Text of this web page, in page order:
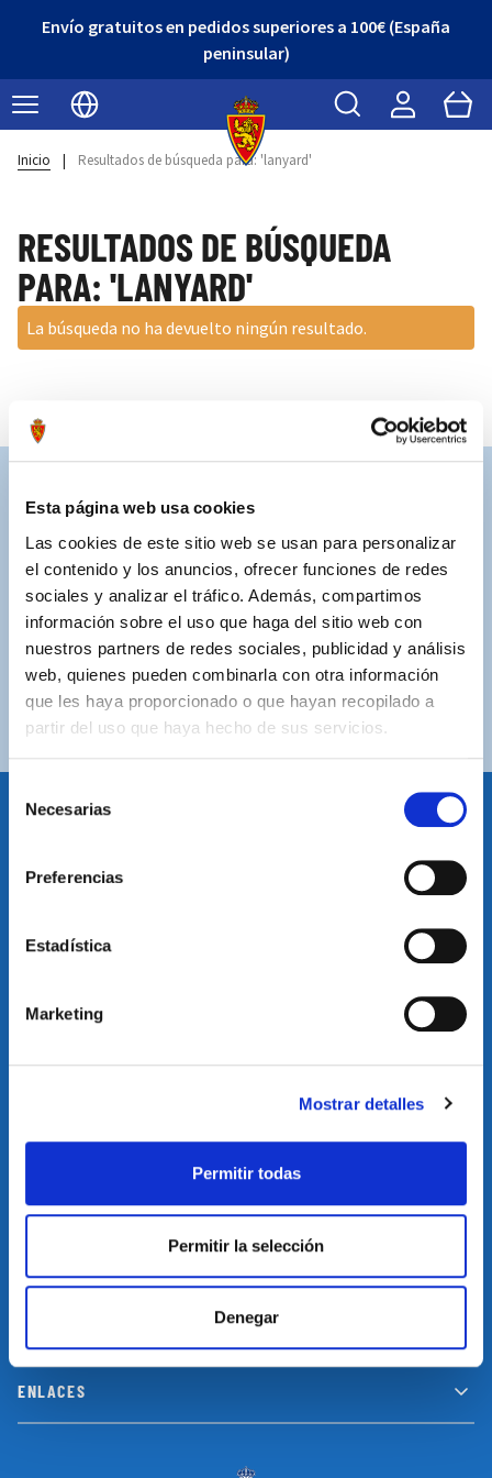
Esta página web usa cookies
Las cookies de este sitio web se usan para personalizar
el contenido y los anuncios, ofrecer funciones de redes
sociales y analizar el tráfico. Además, compartimos
información sobre el uso que haga del sitio web con
nuestros partners de redes sociales, publicidad y análisis
web, quienes pueden combinarla con otra información
que les haya proporcionado o que hayan recopilado a
partir del uso que haya hecho de sus servicios.
Necesarias
Preferencias
Estadística
Marketing
Mostrar detalles
Permitir todas
Permitir la selección
Denegar
Envío gratuitos en pedidos superiores a 100€ (España
peninsular)
Seleccionar idioma
Buscar Cart
Inicio | Resultados de búsqueda para: 'lanyard'
RESULTADOS DE BÚSQUEDA
PARA: 'LANYARD'
La búsqueda no ha devuelto ningún resultado.
ASISTENCIA PERSONALIZADA
ENVÍOS GRATUITOS
Por compras superiores a 100€ (España peninsular)
COMPRAS SEGURAS
Plataforma de pago segura a través de tarjeta o
PayPal.
ENLACES
Volver arriba
Suscríbete a nuestro newsletter y no te pierdas las últimas